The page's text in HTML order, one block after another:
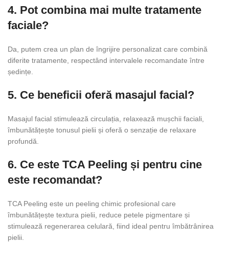
4. Pot combina mai multe tratamente
faciale?
Da, putem crea un plan de îngrijire personalizat care combină
diferite tratamente, respectând intervalele recomandate între
ședințe.
5. Ce beneficii oferă masajul facial?
Masajul facial stimulează circulația, relaxează mușchii faciali,
îmbunătățește tonusul pielii și oferă o senzație de relaxare
profundă.
6. Ce este TCA Peeling și pentru cine
este recomandat?
TCA Peeling este un peeling chimic profesional care
îmbunătățește textura pielii, reduce petele pigmentare și
stimulează regenerarea celulară, fiind ideal pentru îmbătrânirea
pielii.